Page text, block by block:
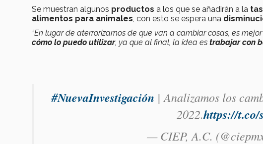
Se muestran algunos productos a los que se añadirán a la
alimentos para animales , con esto se espera una
“En lugar de aterrorizarnos de que van a cambiar cosas, es mejor
cómo lo puedo utilizar, ya que al final, la idea es trabajar con
#NuevaInvestigación | Analizamos los
2022.https://
— CIEP, A.C.